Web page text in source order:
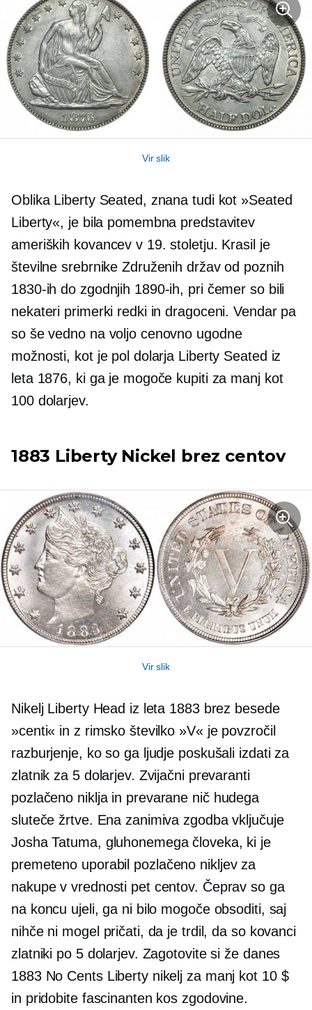
Vir slik
Oblika Liberty Seated, znana tudi kot »Seated
Liberty«, je bila pomembna predstavitev
ameriških kovancev v 19. stoletju. Krasil je
številne srebrnike Združenih držav od poznih
1830-ih do zgodnjih 1890-ih, pri čemer so bili
nekateri primerki redki in dragoceni. Vendar pa
so še vedno na voljo cenovno ugodne
možnosti, kot je pol dolarja Liberty Seated iz
leta 1876, ki ga je mogoče kupiti za manj kot
100 dolarjev.
1883 Liberty Nickel brez centov
Vir slik
Nikelj Liberty Head iz leta 1883 brez besede
»centi« in z rimsko številko »V« je povzročil
razburjenje, ko so ga ljudje poskušali izdati za
zlatnik za 5 dolarjev. Zvijačni prevaranti
pozlačeno niklja in prevarane nič hudega
sluteče žrtve. Ena zanimiva zgodba vključuje
Josha Tatuma, gluhonemega človeka, ki je
premeteno uporabil pozlačeno nikljev za
nakupe v vrednosti pet centov. Čeprav so ga
na koncu ujeli, ga ni bilo mogoče obsoditi, saj
nihče ni mogel pričati, da je trdil, da so kovanci
zlatniki po 5 dolarjev. Zagotovite si že danes
1883 No Cents Liberty nikelj za manj kot 10 $
in pridobite fascinanten kos zgodovine.